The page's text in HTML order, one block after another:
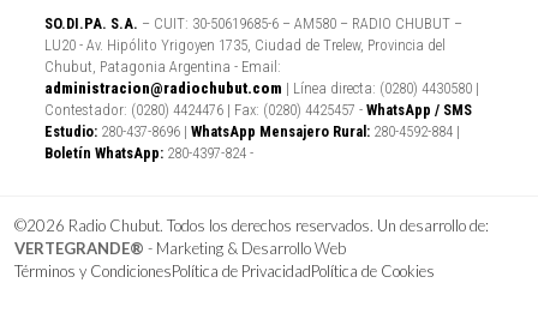
SO.DI.PA. S.A. – CUIT: 30-50619685-6 – AM580 – RADIO CHUBUT –
LU20 - Av. Hipólito Yrigoyen 1735, Ciudad de Trelew, Provincia del
Chubut, Patagonia Argentina - Email:
administracion@radiochubut.com | Línea directa: (0280) 4430580 |
Contestador: (0280) 4424476 | Fax: (0280) 4425457 - WhatsApp / SMS
Estudio: 280-437-8696 | WhatsApp Mensajero Rural: 280-4592-884 |
Boletín WhatsApp: 280-4397-824 -
©2026 Radio Chubut. Todos los derechos reservados. Un desarrollo de:
VERTEGRANDE® - Marketing & Desarrollo Web
Términos y CondicionesPolítica de PrivacidadPolítica de Cookies